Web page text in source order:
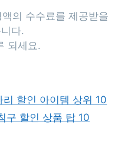
의 수수료를 제공받을
다.
되세요.
할인 아이템 상위 10
구 할인 상품 탑 10